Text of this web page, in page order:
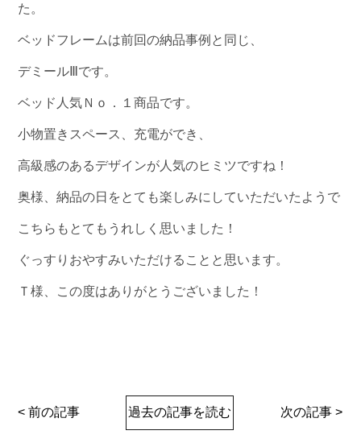
た。
ベッドフレームは前回の納品事例と同じ、
デミールⅢです。
ベッド人気Ｎｏ．１商品です。
小物置きスペース、充電ができ、
高級感のあるデザインが人気のヒミツですね！
奥様、納品の日をとても楽しみにしていただいたようで
こちらもとてもうれしく思いました！
ぐっすりおやすみいただけることと思います。
Ｔ様、この度はありがとうございました！
< 前の記事 過去の記事を読む 次の記事 >